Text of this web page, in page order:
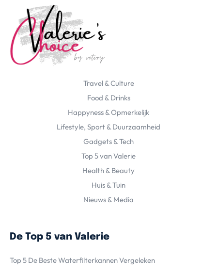
Travel & Culture
Food & Drinks
Happyness & Opmerkelijk
Lifestyle, Sport & Duurzaamheid
Gadgets & Tech
Top 5 van Valerie
Health & Beauty
Huis & Tuin
Nieuws & Media
De Top 5 van Valerie
Top 5 De Beste Waterfilterkannen Vergeleken